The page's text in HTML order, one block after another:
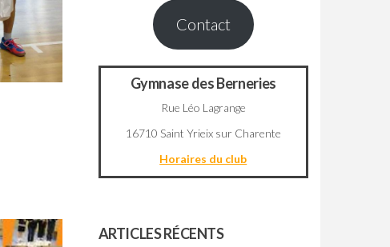
Contact
Gymnase des Berneries
Rue Léo Lagrange
16710 Saint Yrieix sur Charente
Horaires du club
+
ARTICLES RÉCENTS